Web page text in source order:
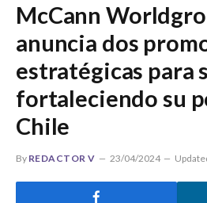
McCann
anuncia dos
estratégicas para
fortaleciendo su
Chile
By REDACTOR V 23/04/2024